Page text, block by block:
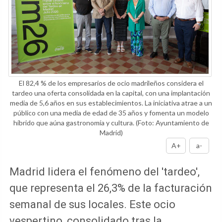
El 82,4 % de los empresarios de ocio madrileños considera el
tardeo una oferta consolidada en la capital, con una implantación
media de 5,6 años en sus establecimientos. La iniciativa atrae a un
público con una media de edad de 35 años y fomenta un modelo
híbrido que aúna gastronomía y cultura.(Foto: Ayuntamiento de
Madrid)
A+
a-
Madrid lidera el fenómeno del 'tardeo',
que representa el 26,3% de la facturación
semanal de sus locales. Este ocio